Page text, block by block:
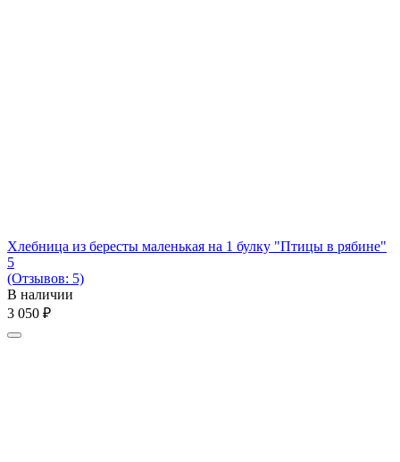
Хлебница из бересты маленькая на 1 булку "Птицы в рябине"
5
(Отзывов: 5)
В наличии
3 050 ₽